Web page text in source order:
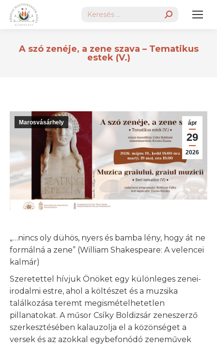
Search:
A szó zenéje, a zene szava – Tematikus
estek (V.)
ápr
29
2026
Marosvásárhely
„…nincs oly dühös, nyers és bamba lény, hogy át ne
formálná a zene” (William Shakespeare: A velencei
kalmár)
Szeretettel hívjuk Önöket egy különleges zenei-
irodalmi estre, ahol a költészet és a muzsika
találkozása teremt megismételhetetlen
pillanatokat. A műsor Csíky Boldizsár zeneszerző
szerkesztésében kalauzolja el a közönséget a
versek és az azokkal egybefonódó zeneművek